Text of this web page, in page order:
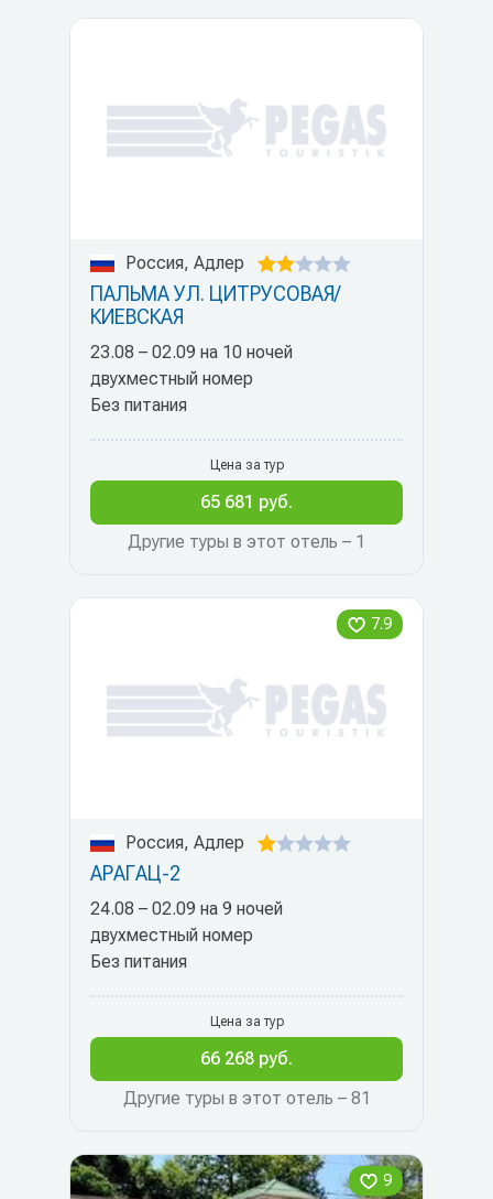
Россия, Адлер
ПАЛЬМА УЛ. ЦИТРУСОВАЯ/
КИЕВСКАЯ
23.08 – 02.09 на 10 ночей
двухместный номер
Без питания
Другие туры в этот отель – 1
Цена за тур
65 681 руб.
7.9
Россия, Адлер
АРАГАЦ-2
24.08 – 02.09 на 9 ночей
двухместный номер
Без питания
Другие туры в этот отель – 81
Цена за тур
66 268 руб.
9